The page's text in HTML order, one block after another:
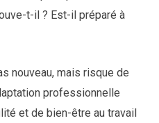
t-il ? Est-il préparé à
nouveau, mais risque de
professionnelle
et de bien-être au travail